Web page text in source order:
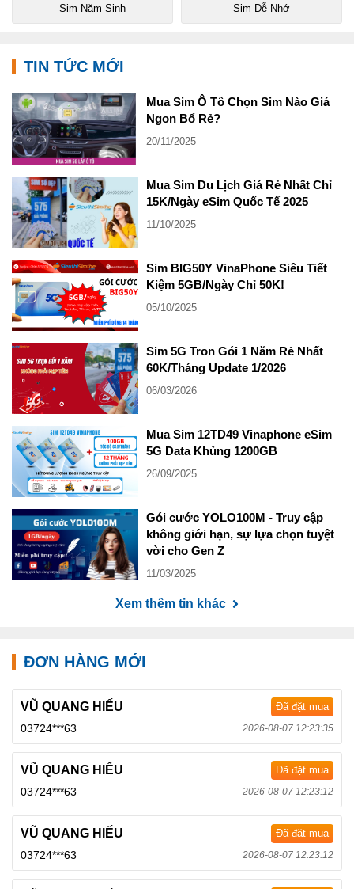
Sim Năm Sinh Sim Dễ Nhớ
TIN TỨC MỚI
Mua Sim Ô Tô Chọn Sim Nào Giá
Ngon Bổ Rẻ?
20/11/2025
Mua Sim Du Lịch Giá Rẻ Nhất Chỉ
15K/Ngày eSim Quốc Tế 2025
11/10/2025
Sim BIG50Y VinaPhone Siêu Tiết
Kiệm 5GB/Ngày Chỉ 50K!
05/10/2025
Sim 5G Tron Gói 1 Năm Rẻ Nhất
60K/Tháng Update 1/2026
06/03/2026
Mua Sim 12TD49 Vinaphone eSim
5G Data Khủng 1200GB
26/09/2025
Gói cước YOLO100M - Truy cập
không giới hạn, sự lựa chọn tuyệt
vời cho Gen Z
11/03/2025
Xem thêm tin khác
ĐƠN HÀNG MỚI
VŨ QUANG HIẾU Đã đặt mua
03724***63 2026-08-07 12:23:35
VŨ QUANG HIẾU Đã đặt mua
03724***63 2026-08-07 12:23:12
VŨ QUANG HIẾU Đã đặt mua
03724***63 2026-08-07 12:23:12